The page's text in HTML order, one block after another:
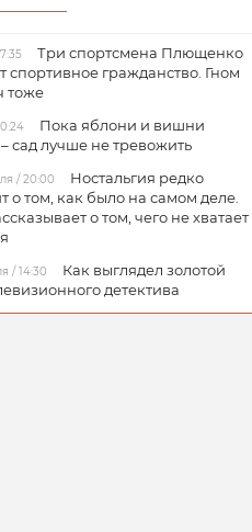
Три спортсмена Плющенко
спортивное гражданство. Гном
тоже
Пока яблони и вишни
– сад лучше не тревожить
/ 20:00
Ностальгия редко
о том, как было на самом деле.
о том, чего не хватает
/ 14:30
Как выглядел золотой
детектива